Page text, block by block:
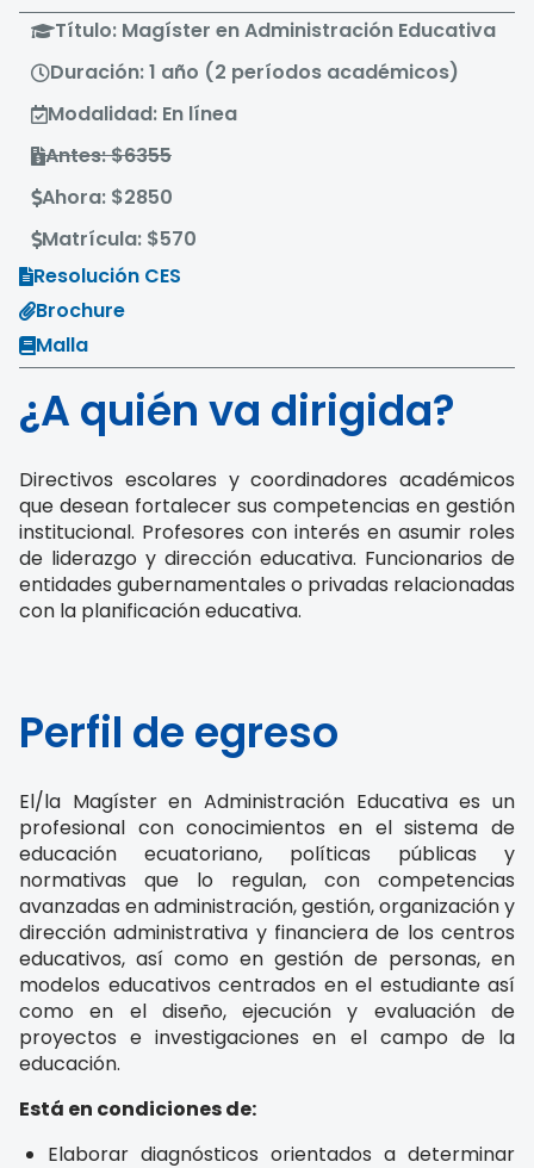
Título: Magíster en Administración Educativa
Duración: 1 año (2 períodos académicos)
Modalidad: En línea
Antes: $6355
Ahora: $2850
Matrícula: $570
Resolución CES
Brochure
Malla
¿A quién va dirigida?
Directivos escolares y coordinadores académicos
que desean fortalecer sus competencias en gestión
institucional. Profesores con interés en asumir roles
de liderazgo y dirección educativa. Funcionarios de
entidades gubernamentales o privadas relacionadas
con la planificación educativa.
Perfil de egreso
El/la Magíster en Administración Educativa es un
profesional con conocimientos en el sistema de
educación ecuatoriano, políticas públicas y
normativas que lo regulan, con competencias
avanzadas en administración, gestión, organización y
dirección administrativa y financiera de los centros
educativos, así como en gestión de personas, en
modelos educativos centrados en el estudiante así
como en el diseño, ejecución y evaluación de
proyectos e investigaciones en el campo de la
educación.
Está en condiciones de:
Elaborar diagnósticos orientados a determinar